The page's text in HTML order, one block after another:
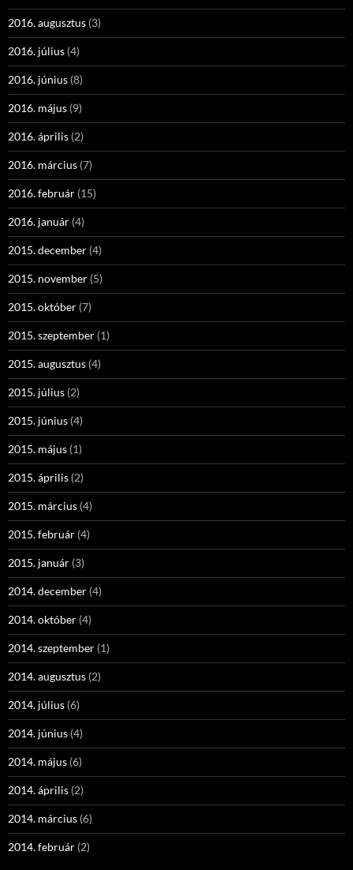
2016. augusztus (3)
2016. július (4)
2016. június (8)
2016. május (9)
2016. április (2)
2016. március (7)
2016. február (15)
2016. január (4)
2015. december (4)
2015. november (5)
2015. október (7)
2015. szeptember (1)
2015. augusztus (4)
2015. július (2)
2015. június (4)
2015. május (1)
2015. április (2)
2015. március (4)
2015. február (4)
2015. január (3)
2014. december (4)
2014. október (4)
2014. szeptember (1)
2014. augusztus (2)
2014. július (6)
2014. június (4)
2014. május (6)
2014. április (2)
2014. március (6)
2014. február (2)